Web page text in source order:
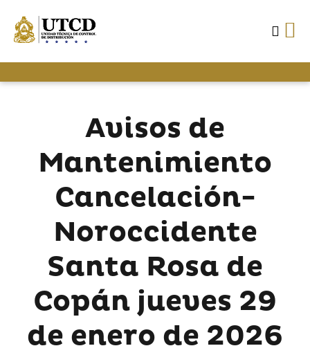
Avisos de
Mantenimiento
Cancelación-
Noroccidente
Santa Rosa de
Copán jueves 29
de enero de 2026